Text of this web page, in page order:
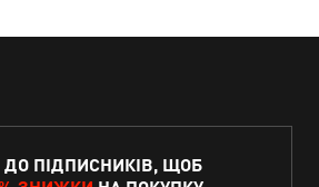
ПІДПИСНИКІВ, ЩОБ